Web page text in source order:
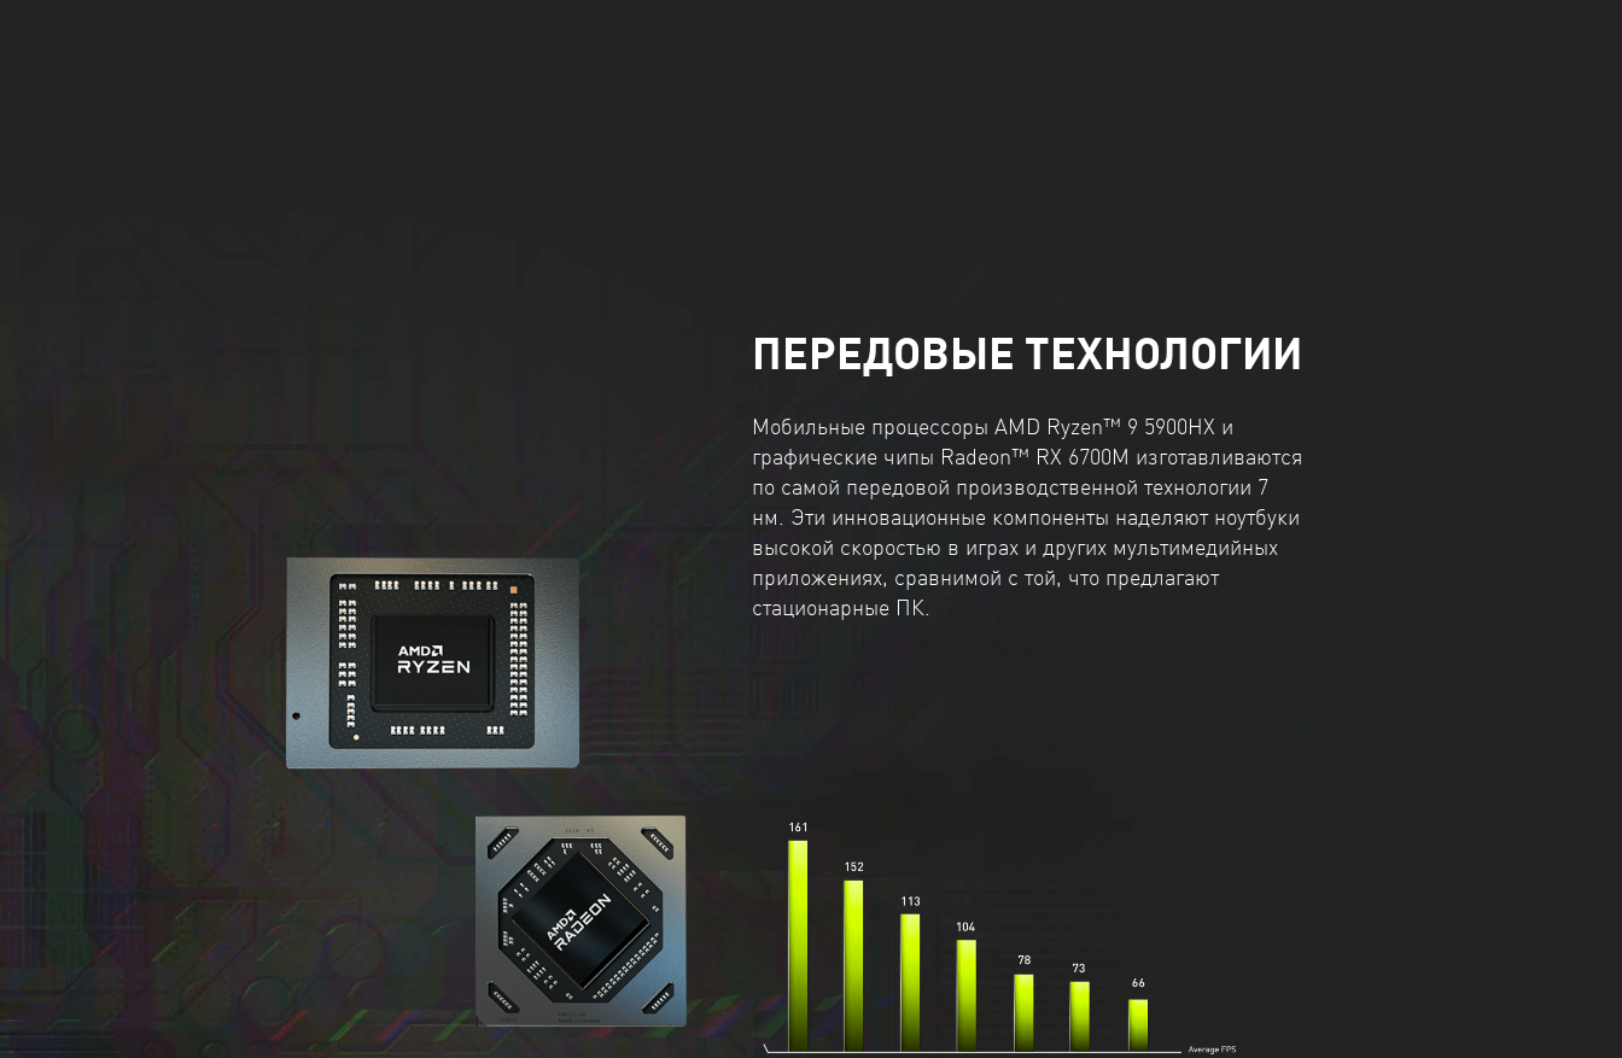
ПЕРЕДОВЫЕ ТЕХНОЛОГИИ
Мобильные процессоры AMD Ryzen™ 9 5900HX и
графические чипы Radeon™ RX 6700M изготавливаются
по самой передовой производственной технологии 7
нм. Эти инновационные компоненты наделяют ноутбуки
высокой скоростью в играх и других мультимедийных
приложениях, сравнимой с той, что предлагают
стационарные ПК.